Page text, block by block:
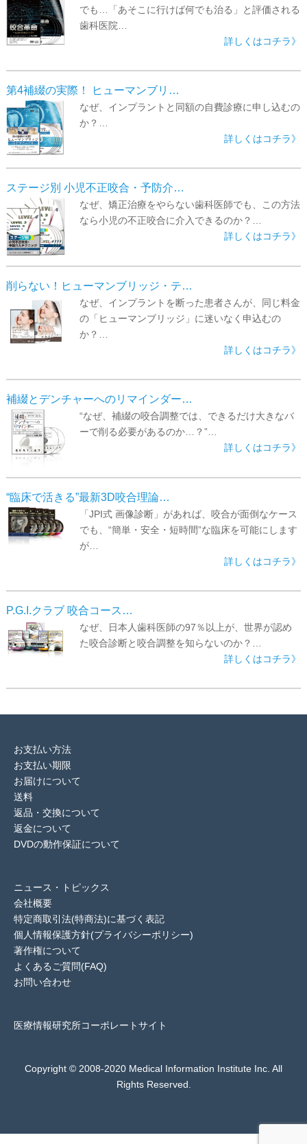
でも…「あそこに行けば何でも治る」と評価される
歯科医院…
詳しくはコチラ》
第4補綴の実際！ ヒューマンブリ…
なぜ、インプラントと同額の自費診療に申し込むの
か？…
詳しくはコチラ》
ステージ別 小児不正咬合・予防介…
なぜ、矯正治療をやらない歯科医師でも、この方法
なら小児の不正咬合に介入できるのか？…
詳しくはコチラ》
削らない！ヒューマンブリッジ・テ…
なぜ、インプラントを断った患者さんが、同じ料金
の「ヒューマンブリッジ」に迷いなく申込むの
か？…
詳しくはコチラ》
補綴とデンチャーへのリマインダー…
“なぜ、補綴の咬合調整では、できるだけ大きなバ
ーで削る必要があるのか…？”…
詳しくはコチラ》
“臨床で活きる”最新3D咬合理論…
「JPI式 画像診断」があれば、咬合が面倒なケース
でも、“簡単・安全・短時間”な臨床を可能にします
が…
詳しくはコチラ》
P.G.I.クラブ 咬合コース…
なぜ、日本人歯科医師の97％以上が、世界が認め
た咬合診断と咬合調整を知らないのか？…
詳しくはコチラ》
お支払い方法
お支払い期限
お届けについて
送料
返品・交換について
返金について
DVDの動作保証について
ニュース・トピックス
会社概要
特定商取引法(特商法)に基づく表記
個人情報保護方針(プライバシーポリシー)
著作権について
よくあるご質問(FAQ)
お問い合わせ
医療情報研究所コーポレートサイト
Copyright © 2008-2020 Medical Information Institute Inc. All
Rights Reserved.